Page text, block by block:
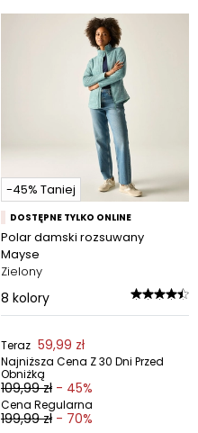
-45% Taniej
DOSTĘPNE TYLKO ONLINE
Polar damski rozsuwany
Mayse
Zielony
8 kolory
Teraz 59,99 zł
Najniższa Cena Z 30 Dni Przed
Obniżką
109,99 zł - 45%
Cena Regularna
199,99 zł - 70%